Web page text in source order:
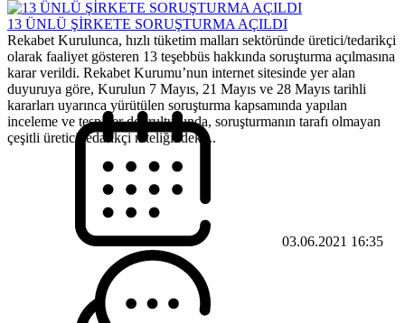
13 ÜNLÜ ŞİRKETE SORUŞTURMA AÇILDI
Rekabet Kurulunca, hızlı tüketim malları sektöründe üretici/tedarikçi
olarak faaliyet gösteren 13 teşebbüs hakkında soruşturma açılmasına
karar verildi. Rekabet Kurumu’nun internet sitesinde yer alan
duyuruya göre, Kurulun 7 Mayıs, 21 Mayıs ve 28 Mayıs tarihli
kararları uyarınca yürütülen soruşturma kapsamında yapılan
inceleme ve tespitler doğrultusunda, soruşturmanın tarafı olmayan
çeşitli üretici/tedarikçi niteliğindeki...
03.06.2021 16:35